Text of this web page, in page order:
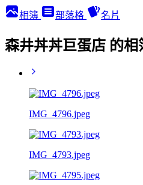
相簿 部落格 名片
森井丼丼巨蛋店 的相
IMG_4796.jpeg
IMG_4793.jpeg